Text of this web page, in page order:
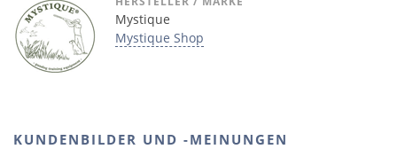
Mystique
Mystique Shop
KUNDENBILDER UND -MEINUNGEN